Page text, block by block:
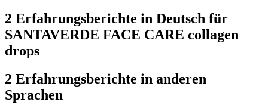
2 Erfahrungsberichte in Deutsch für
SANTAVERDE FACE CARE collagen
drops
2 Erfahrungsberichte in anderen
Sprachen